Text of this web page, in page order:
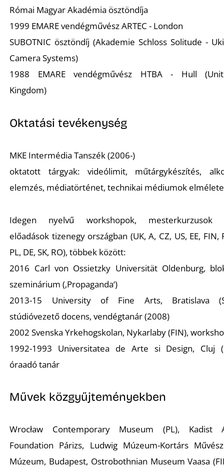
Római Magyar Akadémia ösztöndíja
1999 EMARE vendégművész ARTEC - London
SUBOTNIC ösztöndíj (Akademie Schloss Solitude -
Camera Systems)
1988 EMARE vendégművész HTBA - Hull
Kingdom)
Oktatási tevékenység
MKE Intermédia Tanszék (2006-)
oktatott tárgyak: videólimit, műtárgykészítés,
elemzés, médiatörténet, technikai médiumok elmélete
Idegen nyelvű workshopok, mesterkurzusok
előadások tizenegy országban (UK, A, CZ, US, EE, FIN,
PL, DE, SK, RO), többek között:
2016 Carl von Ossietzky Universität Oldenburg,
szeminárium (‚Propaganda‘)
2013-15 University of Fine Arts, Bratislava
stúdióvezető docens, vendégtanár (2008)
2002 Svenska Yrkehogskolan, Nykarlaby (FIN),
1992-1993 Universitatea de Arte si Design, Cluj
óraadó tanár
Művek közgyűjteményekben
Wrocław Contemporary Museum (PL), Kadist
Foundation Párizs, Ludwig Múzeum-Kortárs
Múzeum, Budapest, Ostrobothnian Museum Vaasa